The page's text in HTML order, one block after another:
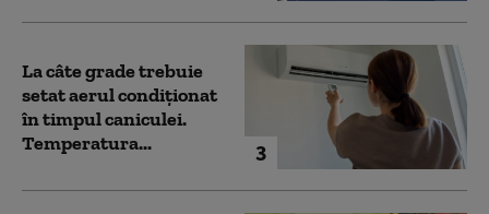
3
La câte grade trebuie
setat aerul condiționat
în timpul caniculei.
Temperatura...